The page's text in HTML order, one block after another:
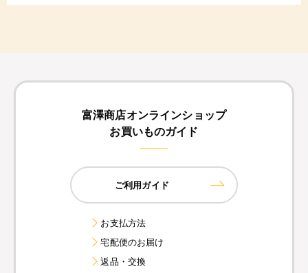
富澤商店オンラインショップ
お買いものガイド
ご利用ガイド
お支払方法
宅配便のお届け
返品・交換